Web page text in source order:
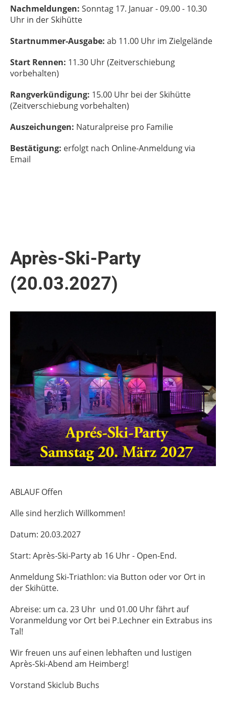
Nachmeldungen: Sonntag 17. Januar - 09.00 - 10.30
Uhr in der Skihütte
Startnummer-Ausgabe: ab 11.00 Uhr im Zielgelände
Start Rennen: 11.30 Uhr (Zeitverschiebung
vorbehalten)
Rangverkündigung: 15.00 Uhr bei der Skihütte
(Zeitverschiebung vorbehalten)
Auszeichungen: Naturalpreise pro Familie
Bestätigung: erfolgt nach Online-Anmeldung via
Email
Après-Ski-Party
(20.03.2027)
ABLAUF Offen
Alle sind herzlich Willkommen!
Datum: 20.03.2027
Start: Après-Ski-Party ab 16 Uhr - Open-End.
Anmeldung Ski-Triathlon: via Button oder vor Ort in
der Skihütte.
Abreise: um ca. 23 Uhr und 01.00 Uhr fährt auf
Voranmeldung vor Ort bei P.Lechner ein Extrabus ins
Tal!
Wir freuen uns auf einen lebhaften und lustigen
Après-Ski-Abend am Heimberg!
Vorstand Skiclub Buchs